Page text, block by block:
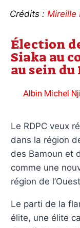
Crédits : Mireille
Élection
Siaka au
au sein du
Albin Michel
Le RDPC veux
dans la région
des Bamoun et
comme une
région de
Le parti de la
élite, une élite